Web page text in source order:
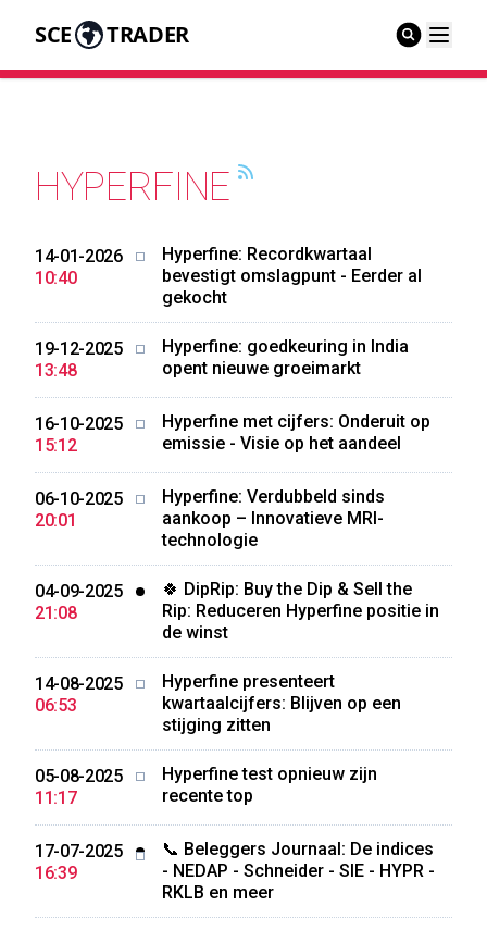
SCE TRADER
HYPERFINE
14-01-2026
10:40
Hyperfine: Recordkwartaal
bevestigt omslagpunt - Eerder al
gekocht
19-12-2025
13:48
Hyperfine: goedkeuring in India
opent nieuwe groeimarkt
16-10-2025
15:12
Hyperfine met cijfers: Onderuit op
emissie - Visie op het aandeel
06-10-2025
20:01
Hyperfine: Verdubbeld sinds
aankoop – Innovatieve MRI-
technologie
04-09-2025
21:08
🍀 DipRip: Buy the Dip & Sell the
Rip: Reduceren Hyperfine positie in
de winst
14-08-2025
06:53
Hyperfine presenteert
kwartaalcijfers: Blijven op een
stijging zitten
05-08-2025
11:17
Hyperfine test opnieuw zijn
recente top
17-07-2025
16:39
📞 Beleggers Journaal: De indices
- NEDAP - Schneider - SIE - HYPR -
RKLB en meer